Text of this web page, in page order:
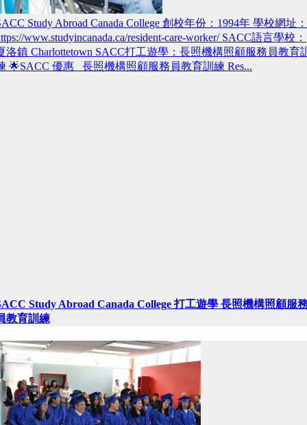
Study Abroad Canada College 創校年份：1994年 學校網址：
www.studyincanada.ca/resident-care-worker/ SACC語言學校：
洛鎮 Charlottetown SACC打工遊學：長照機構照顧服務員教育
🌟SACC 優惠 長照機構照顧服務員教育訓練 Res...
Study Abroad Canada College 打工遊學 長照機構照顧服
教育訓練